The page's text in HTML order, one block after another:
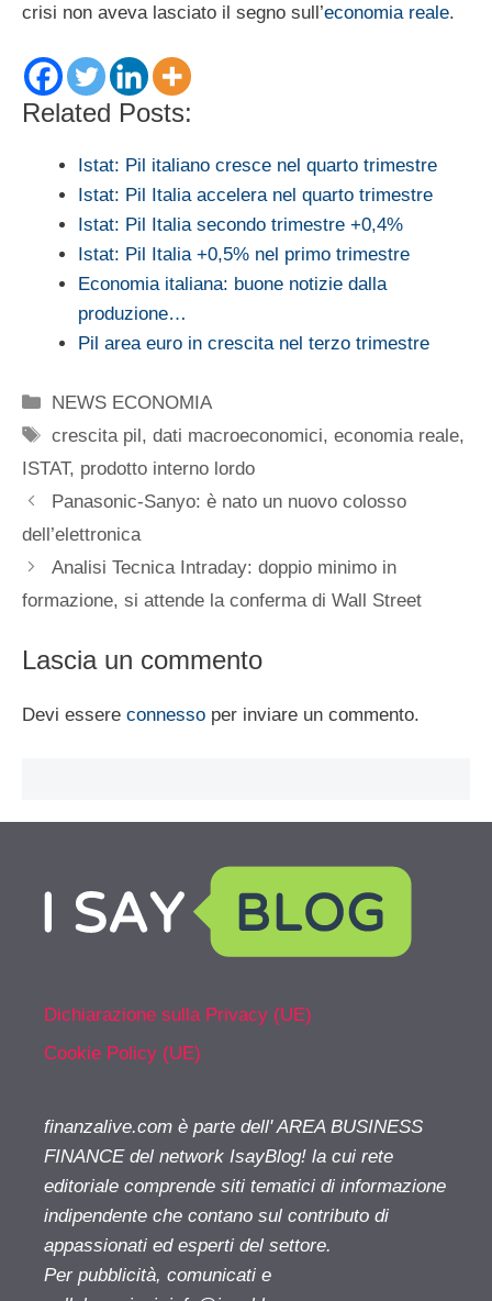
crisi non aveva lasciato il segno sull’economia reale.
Related Posts:
Istat: Pil italiano cresce nel quarto trimestre
Istat: Pil Italia accelera nel quarto trimestre
Istat: Pil Italia secondo trimestre +0,4%
Istat: Pil Italia +0,5% nel primo trimestre
Economia italiana: buone notizie dalla
produzione…
Pil area euro in crescita nel terzo trimestre
Categorie
NEWS ECONOMIA
Tag
crescita pil,dati macroeconomici,economia reale,
ISTAT, prodotto interno lordo
Panasonic-Sanyo: è nato un nuovo colosso
dell’elettronica
Analisi Tecnica Intraday: doppio minimo in
formazione, si attende la conferma di Wall Street
Lascia un commento
Devi essere connesso per inviare un commento.
Dichiarazione sulla Privacy (UE)
Cookie Policy (UE)
finanzalive.com è parte dell' AREA BUSINESS
FINANCE del network IsayBlog! la cui rete
editoriale comprende siti tematici di informazione
indipendente che contano sul contributo di
appassionati ed esperti del settore.
Per pubblicità, comunicati e